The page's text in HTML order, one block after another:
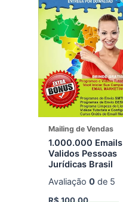
Mailing de Vendas
1.000.000 Emails
Validos Pessoas
Jurídicas Brasil
Avaliação0 de 5